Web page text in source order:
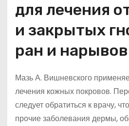
для лечения
и закрытых
ран и нарывов
Мазь А. Вишневского
лечения кожных покровов.
следует обратиться к врачу,
прочие заболевания дермы,